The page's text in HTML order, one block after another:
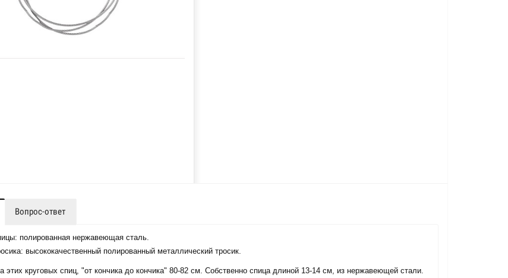
Вопрос-ответ
полированная нержавеющая сталь.
высококачественный полированный металлический тросик.
круговых спиц, "от кончика до кончика" 80-82 см. Собственно спица длиной 13-14 см, из нержавеющей стали.